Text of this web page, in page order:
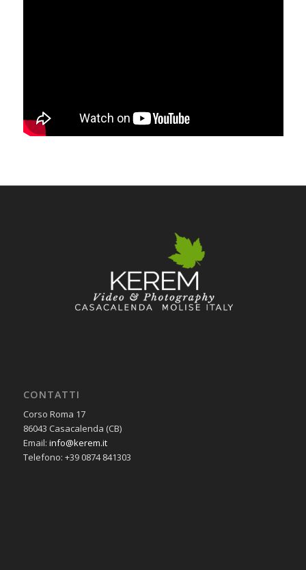
CONTATTI
Corso Roma 17
86043 Casacalenda (CB)
Email: info@kerem.it
Telefono: +39 0874 841303